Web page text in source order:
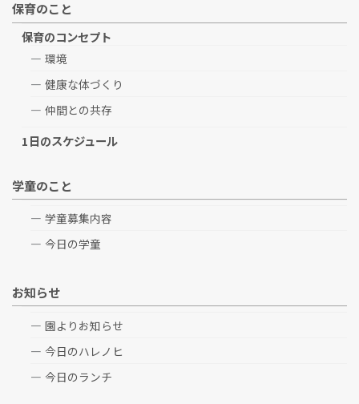
保育のこと
保育のコンセプト
環境
健康な体づくり
仲間との共存
1日のスケジュール
学童のこと
学童募集内容
今日の学童
お知らせ
園よりお知らせ
今日のハレノヒ
今日のランチ